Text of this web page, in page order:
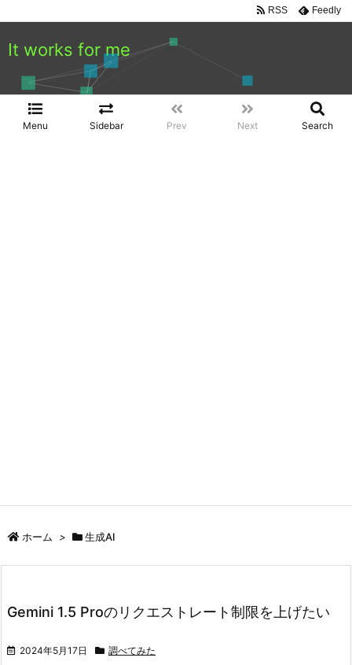
It works for me
Menu Sidebar Prev Next Search
RSS Feedly
ホーム > 生成AI
Gemini 1.5 Proのリクエストレート制限を上げたい
2024年5月17日 調べてみた